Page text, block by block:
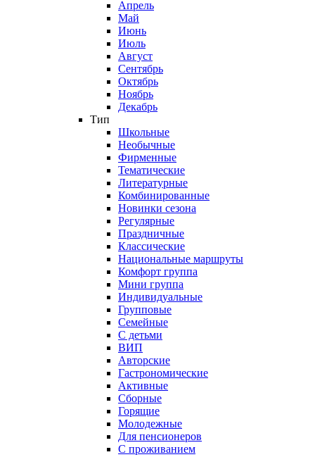
Апрель
Май
Июнь
Июль
Август
Сентябрь
Октябрь
Ноябрь
Декабрь
Тип
Школьные
Необычные
Фирменные
Тематические
Литературные
Комбинированные
Новинки сезона
Регулярные
Праздничные
Классические
Национальные маршруты
Комфорт группа
Мини группа
Индивидуальные
Групповые
Семейные
С детьми
ВИП
Авторские
Гастрономические
Активные
Сборные
Горящие
Молодежные
Для пенсионеров
С проживанием